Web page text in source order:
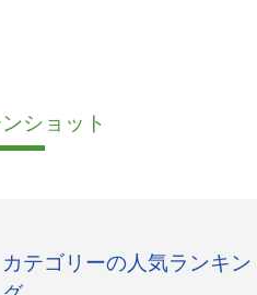
ショット
テゴリーの人気ランキン